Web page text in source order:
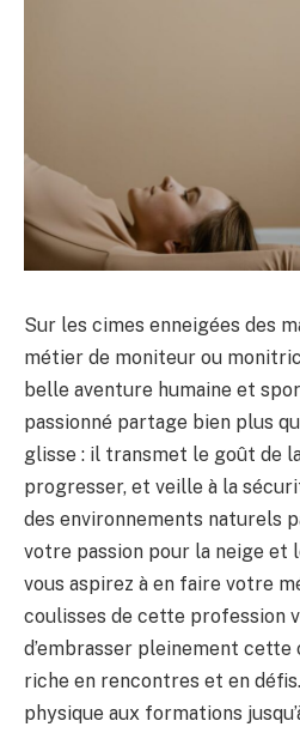
Sur les cimes enneigées des
métier de moniteur ou
belle aventure humaine et
passionné partage bien plus
glisse : il transmet le goût de
progresser, et veille à la
des environnements naturels
votre passion pour la neige et
vous aspirez à en faire votre
coulisses de cette profession
d’embrasser pleinement cette
riche en rencontres et en
physique aux formations